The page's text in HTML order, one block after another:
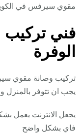
مقوي سيرفس في
فني تركيب
الوفرة
تركيب وصانة مقوي
يجب ان تتوفر بالمنزل و
يجعل الانترنت يعمل
فاي بشكل واضح